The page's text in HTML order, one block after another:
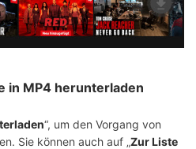
in MP4 herunterladen
“, um den Vorgang von
Sie können auch auf „Zur Liste